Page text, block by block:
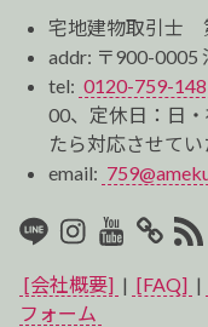
宅地建物取引士
addr: 〒900-0005
tel: 0120-759-148
00、定休日：日
たら対応させて
email:
LINEInstagram
Youtube
マ
イ
[会社概要] | [FAQ] |
フォーム